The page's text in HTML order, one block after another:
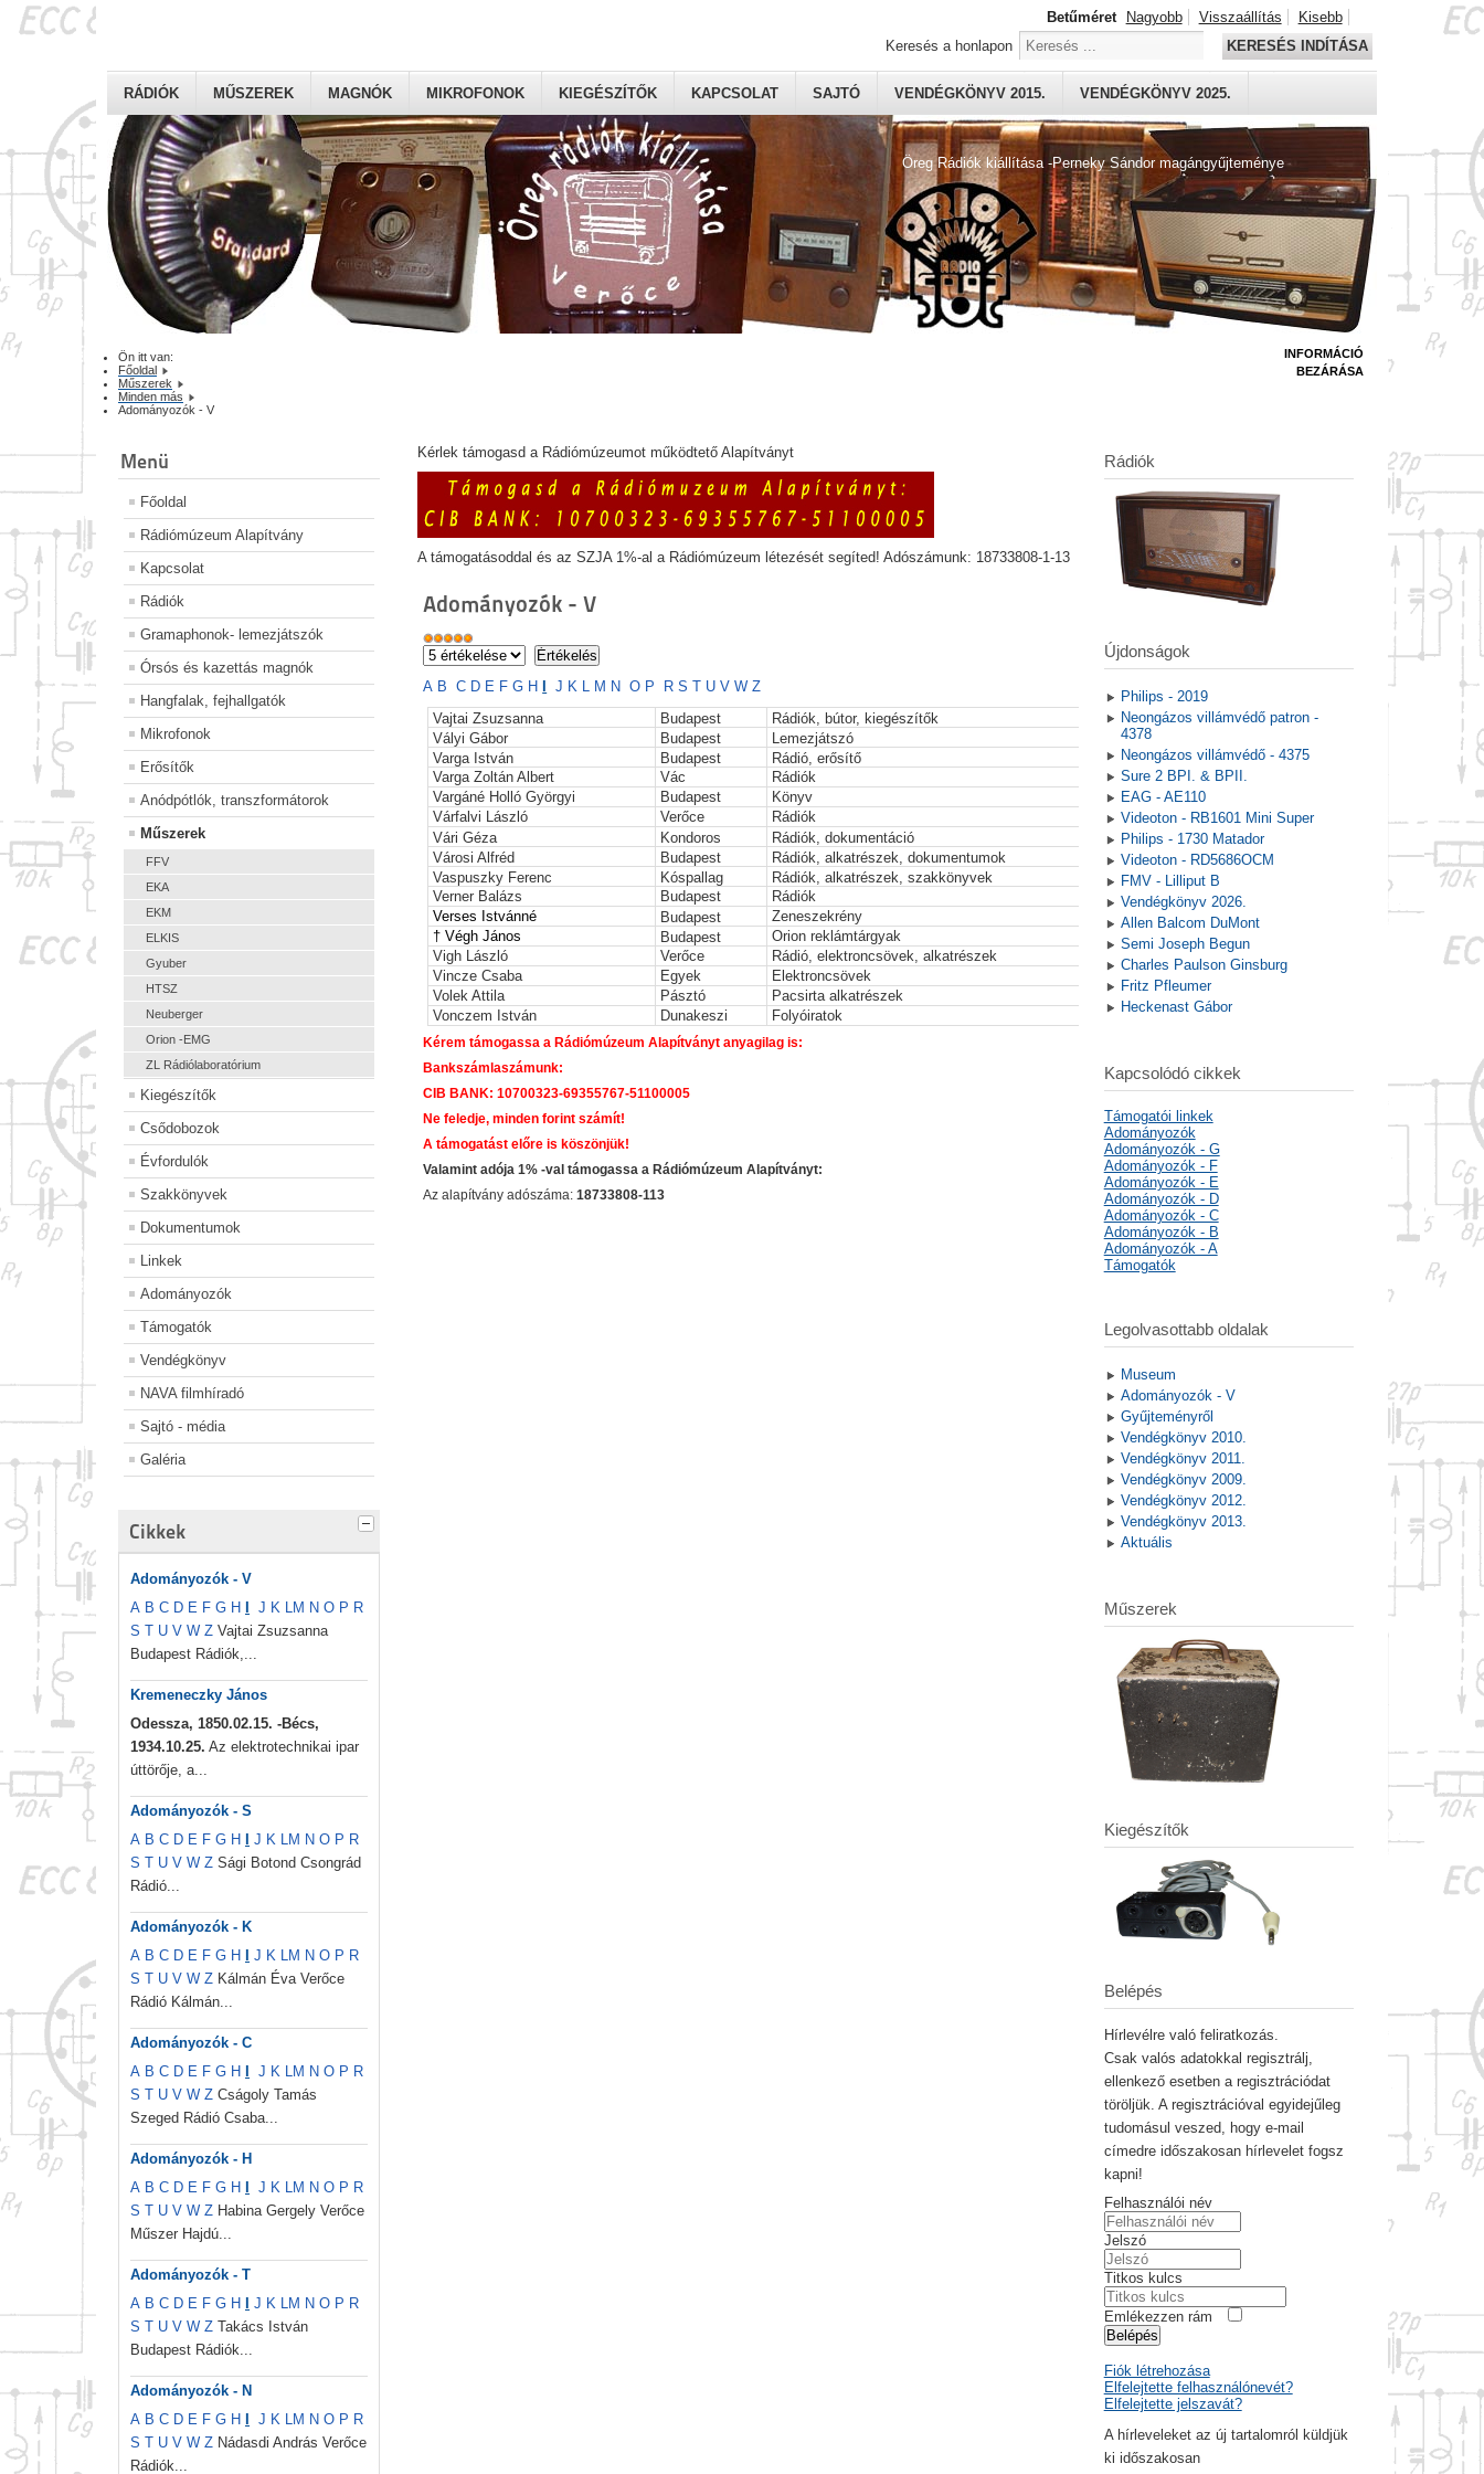
Öreg Rádiók kiállítása -Perneky Sándor magángyűjteménye
RÁDIÓK MŰSZEREK MAGNÓK MIKROFONOK KIEGÉSZÍTŐK KAPCSOLAT SAJTÓ VENDÉGKÖNYV 2015. VENDÉGKÖNYV 2025.
Betűméret Nagyobb Visszaállítás
Kisebb
Keresés a honlapon
KERESÉS INDÍTÁSA
Ön itt van:
Főoldal
Műszerek
Minden más
Adományozók - V
Menü
Főoldal
Rádiómúzeum Alapítvány
Kapcsolat
Rádiók
Gramaphonok- lemezjátszók
Órsós és kazettás magnók
Hangfalak, fejhallgatók
Mikrofonok
Erősítők
Anódpótlók, transzformátorok
Műszerek
FFV
EKA
EKM
ELKIS
Gyuber
HTSZ
Neuberger
Orion -EMG
ZL Rádiólaboratórium
Kiegészítők
Csődobozok
Évfordulók
Szakkönyvek
Dokumentumok
Linkek
Adományozók
Támogatók
Vendégkönyv
NAVA filmhíradó
Sajtó - média
Galéria
Cikkek
Adományozók - V
A B C D E F G H J K LM N O P R
S T U V W Z Vajtai Zsuzsanna
Budapest Rádiók,...
Kremeneczky János
Odessza, 1850.02.15. -Bécs,
1934.10.25. Az elektrotechnikai ipar
úttörője, a...
Adományozók - S
A B C D E F G H J K LM N O P R
S T U V W Z Sági Botond Csongrád
Rádió...
Adományozók - K
A B C D E F G H J K LM N O P R
S T U V W Z Kálmán Éva Verőce
Rádió Kálmán...
Adományozók - C
A B C D E F G H J K LM N O P R
S T U V W Z Cságoly Tamás
Szeged Rádió Csaba...
Adományozók - H
A B C D E F G H J K LM N O P R
S T U V W Z Habina Gergely Verőce
Műszer Hajdú...
Adományozók - T
A B C D E F G H J K LM N O P R
S T U V W Z Takács István
Budapest Rádiók...
Adományozók - N
A B C D E F G H J K LM N O P R
S T U V W Z Nádasdi András Verőce
Rádiók...
Kérlek támogasd a Rádiómúzeumot működtető Alapítványt
A támogatásoddal és az SZJA 1%-al a Rádiómúzeum létezését segíted! Adószámunk: 18733808-1-13
Adományozók - V
A BC D E F G H J K L M NO P R S T U V W Z
Vajtai Zsuzsanna
Budapest
Rádiók, bútor, kiegészítők
Vályi Gábor
Budapest
Lemezjátszó
Varga István
Budapest
Rádió, erősítő
Varga Zoltán Albert
Vác
Rádiók
Vargáné Holló Györgyi
Budapest
Könyv
Várfalvi László
Verőce
Rádiók
Vári Géza
Kondoros
Rádiók, dokumentáció
Városi Alfréd
Budapest
Rádiók, alkatrészek, dokumentumok
Vaspuszky Ferenc
Kóspallag
Rádiók, alkatrészek, szakkönyvek
Verner Balázs
Budapest
Rádiók
Verses Istvánné Budapest
Zeneszekrény
† Végh János
Budapest
Orion reklámtárgyak
Vigh László
Verőce
Rádió, elektroncsövek, alkatrészek
Vincze Csaba
Egyek
Elektroncsövek
Volek Attila
Pásztó
Pacsirta alkatrészek
Vonczem István
Dunakeszi Folyóiratok
Kérem támogassa a Rádiómúzeum Alapítványt anyagilag is:
Bankszámlaszámunk:
CIB BANK: 10700323-69355767-51100005
Ne feledje, minden forint számít!
A támogatást előre is köszönjük!
Valamint adója 1% -val támogassa a Rádiómúzeum Alapítványt:
Az alapítvány adószáma:18733808-113
INFORMÁCIÓ
BEZÁRÁSA
Rádiók
Újdonságok
Philips - 2019
Neongázos villámvédő patron -
4378
Neongázos villámvédő - 4375
Sure 2 BPI. & BPII.
EAG - AE110
Videoton - RB1601 Mini Super
Philips - 1730 Matador
Videoton - RD5686OCM
FMV - Lilliput B
Vendégkönyv 2026.
Allen Balcom DuMont
Semi Joseph Begun
Charles Paulson Ginsburg
Fritz Pfleumer
Heckenast Gábor
Kapcsolódó cikkek
Támogatói linkek
Adományozók
Adományozók - G
Adományozók - F
Adományozók - E
Adományozók - D
Adományozók - C
Adományozók - B
Adományozók - A
Támogatók
Legolvasottabb oldalak
Museum
Adományozók - V
Gyűjteményről
Vendégkönyv 2010.
Vendégkönyv 2011.
Vendégkönyv 2009.
Vendégkönyv 2012.
Vendégkönyv 2013.
Aktuális
Műszerek
Kiegészítők
Belépés
Hírlevélre való feliratkozás.
Csak valós adatokkal regisztrálj,
ellenkező esetben a regisztrációdat
töröljük. A regisztrációval egyidejűleg
tudomásul veszed, hogy e-mail
címedre időszakosan hírlevelet fogsz
kapni!
Felhasználói név
Jelszó
Titkos kulcs
Emlékezzen rám
Belépés
Fiók létrehozása
Elfelejtette felhasználónevét?
Elfelejtette jelszavát?
A hírleveleket az új tartalomról küldjük
ki időszakosan